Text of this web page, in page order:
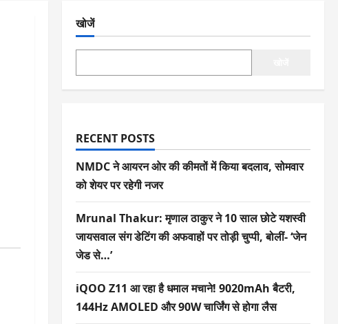
खोजें
RECENT POSTS
NMDC ने आयरन ओर की कीमतों में किया बदलाव, सोमवार
को शेयर पर रहेगी नजर
Mrunal Thakur: मृणाल ठाकुर ने 10 साल छोटे यशस्वी
जायसवाल संग डेटिंग की अफवाहों पर तोड़ी चुप्पी, बोलीं- ‘जेन
जेड से…’
iQOO Z11 आ रहा है धमाल मचाने! 9020mAh बैटरी,
144Hz AMOLED और 90W चार्जिंग से होगा लैस